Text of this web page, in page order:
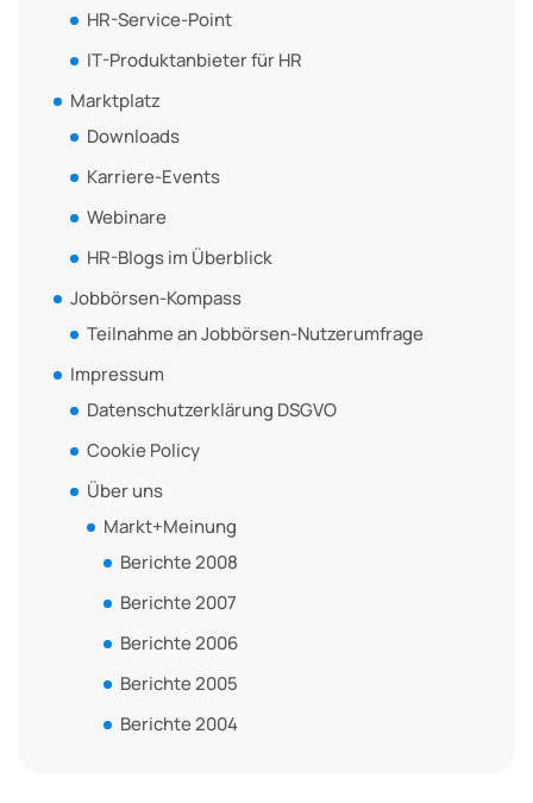
HR-Service-Point
IT-Produktanbieter für HR
Marktplatz
Downloads
Karriere-Events
Webinare
HR-Blogs im Überblick
Jobbörsen-Kompass
Teilnahme an Jobbörsen-Nutzerumfrage
Impressum
Datenschutzerklärung DSGVO
Cookie Policy
Über uns
Markt+Meinung
Berichte 2008
Berichte 2007
Berichte 2006
Berichte 2005
Berichte 2004